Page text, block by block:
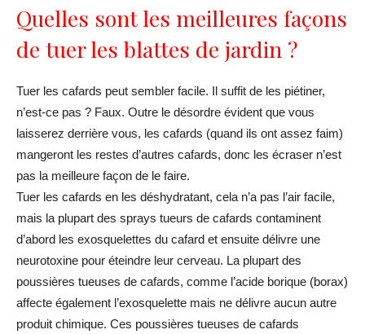
Quelles sont les meilleures façons
de tuer les blattes de jardin ?
Tuer les cafards peut sembler facile. Il suffit de les piétiner,
n’est-ce pas ? Faux. Outre le désordre évident que vous
laisserez derrière vous, les cafards (quand ils ont assez faim)
mangeront les restes d’autres cafards, donc les écraser n’est
pas la meilleure façon de le faire.
Tuer les cafards en les déshydratant, cela n’a pas l’air facile,
mais la plupart des sprays tueurs de cafards contaminent
d’abord les exosquelettes du cafard et ensuite délivre une
neurotoxine pour éteindre leur cerveau. La plupart des
poussières tueuses de cafards, comme l’acide borique (borax)
affecte également l’exosquelette mais ne délivre aucun autre
produit chimique. Ces poussières tueuses de cafards